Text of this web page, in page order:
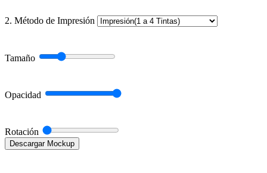
2. Método de Impresión
Tamaño
Opacidad
Rotación
Descargar Mockup